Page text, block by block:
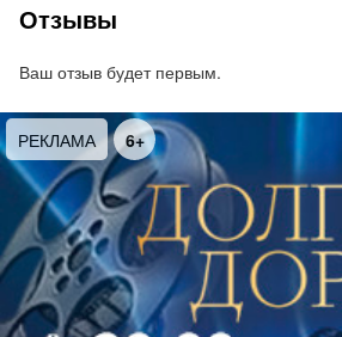
симфоническая поэма
Отзывы
Ваш отзыв будет первым.
РЕКЛАМА 6+